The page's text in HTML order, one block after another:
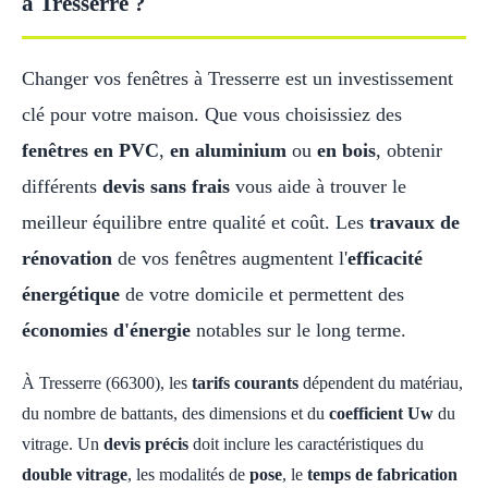
Changer vos fenêtres à Tresserre est un investissement
clé pour votre maison. Que vous choisissiez des
fenêtres en PVC, en aluminium ou en bois, obtenir
différents devis sans frais vous aide à trouver le
meilleur équilibre entre qualité et coût. Les travaux de
rénovation de vos fenêtres augmentent l'efficacité
énergétique de votre domicile et permettent des
économies d'énergie notables sur le long terme.
À Tresserre (66300), les tarifs courants dépendent du matériau,
du nombre de battants, des dimensions et du coefficient Uw du
vitrage. Un devis précis doit inclure les caractéristiques du
double vitrage, les modalités de pose, le temps de fabrication